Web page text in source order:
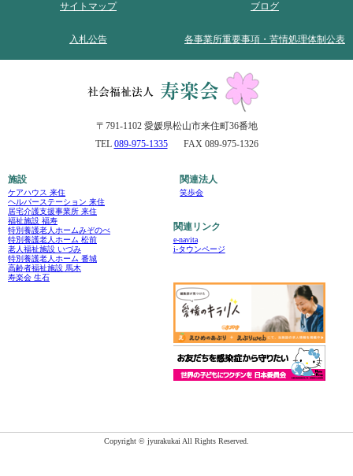
サイトマップ ブログ
入札公告 各事業所重要事項・苦情処理体制公表
〒791-1102 愛媛県松山市来住町36番地
TEL 089-975-1335 FAX 089-975-1326
施設
ケアハウス 来住
ヘルパーステーション 来住
居宅介護支援事業所 来住
福祉施設 福寿
特別養護老人ホームみぞのべ
特別養護老人ホーム 松前
老人福祉施設 いづみ
特別養護老人ホーム 番城
高齢者福祉施設 馬木
寿楽会 生石
関連法人
笑歩会
関連リンク
e-navita
i-タウンページ
Copyright © jyurakukai All Rights Reserved.